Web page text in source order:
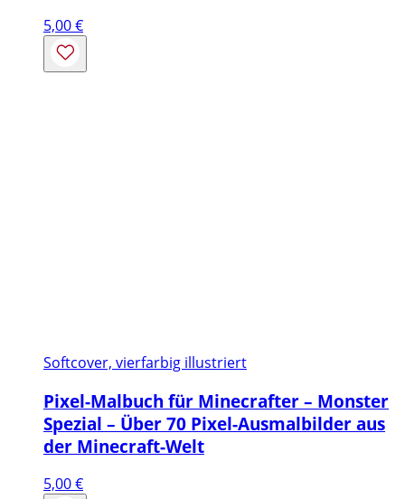
5,00€
Softcover, vierfarbig illustriert
Pixel-Malbuch für Minecrafter – Monster
Spezial – Über 70 Pixel-Ausmalbilder aus
der Minecraft-Welt
5,00€